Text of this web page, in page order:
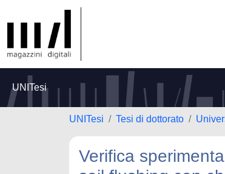
UNITesi
UNITesi Tesi di dottorato
Verifica